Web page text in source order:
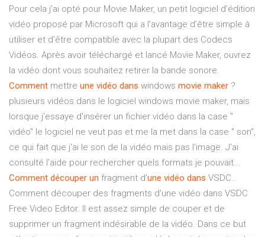
Pour cela j’ai opté pour Movie Maker, un petit logiciel d’édition
vidéo proposé par Microsoft qui a l’avantage d’être simple à
utiliser et d’être compatible avec la plupart des Codecs
Vidéos. Après avoir téléchargé et lancé Movie Maker, ouvrez
la vidéo dont vous souhaitez retirer la bande sonore.
Comment mettre une vidéo dans windows movie maker ?
plusieurs vidéos dans le logiciel windows movie maker, mais
lorsque j'essaye d'insérer un fichier vidéo dans la case "
vidéo" le logiciel ne veut pas et me la met dans la case " son",
ce qui fait que j'ai le son de la vidéo mais pas l'image. J'ai
consulté l'aide pour rechercher quels formats je pouvait...
Comment découper un fragment d’une vidéo dans VSDC…
Comment découper des fragments d'une vidéo dans VSDC
Free Video Editor. Il est assez simple de couper et de
supprimer un fragment indésirable de la vidéo. Dans ce but